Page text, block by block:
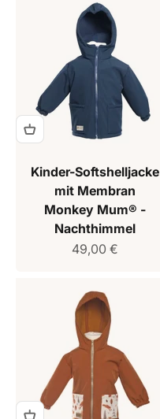
Kinder-Softshelljacke
mit Membran
Monkey Mum® -
Nachthimmel
Verkaufspreis
49,00 €